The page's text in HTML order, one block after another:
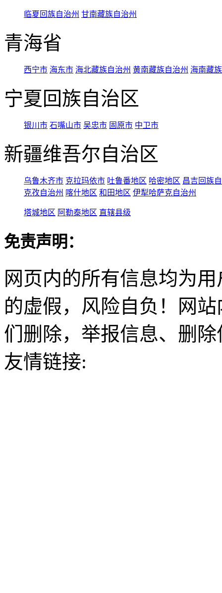
临夏回族自治州 甘南藏族自治州
青海省
西宁市 海东市 海北藏族自治州 黄南藏族自治州 海南藏
宁夏回族自治区
银川市 石嘴山市 吴忠市 固原市 中卫市
新疆维吾尔自治区
乌鲁木齐市 克拉玛依市 吐鲁番地区 哈密地区 昌吉回族
克孜自治州 喀什地区 和田地区 伊犁哈萨克自治州
塔城地区 阿勒泰地区 直辖县级
免责声明：
网页内的所有信息均为
的虚假，风险自负！网
们删除，举报信息、删
友情链接: